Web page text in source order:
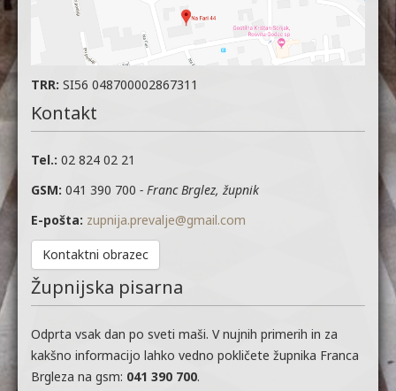
TRR: SI56 048700002867311
Kontakt
Tel.: 02 824 02 21
GSM: 041 390 700 - Franc Brglez, župnik
E-pošta: zupnija.prevalje@gmail.com
Kontaktni obrazec
Župnijska pisarna
Odprta vsak dan po sveti maši. V nujnih primerih in za
kakšno informacijo lahko vedno pokličete župnika Franca
Brgleza na gsm: 041 390 700.